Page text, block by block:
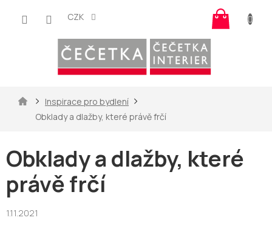
CZK
košík
DomůInspirace pro bydlení
Obklady a dlažby, které právě frčí
Obklady a dlažby, které
právě frčí
1.11.2021